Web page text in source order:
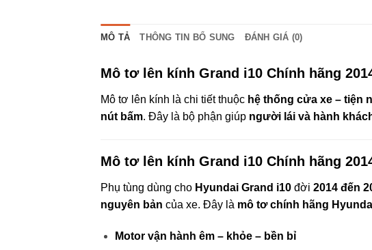
MÔ TẢ THÔNG TIN BỔ SUNG ĐÁNH GIÁ (0)
Mô tơ lên kính Grand i10 Chính hãng
Mô tơ lên kính là chi tiết thuộc hệ thống cửa xe – tiện
nút bấm. Đây là bộ phận giúp người lái và hành
Mô tơ lên kính Grand i10 Chính hãng
Phụ tùng dùng cho Hyundai Grand i10 đời 2014 đến
nguyên bản của xe. Đây là mô tơ chính hãng
Motor vận hành êm – khỏe – bền bỉ